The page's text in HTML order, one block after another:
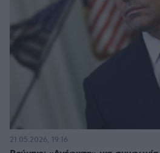
21.05.2026, 19:16